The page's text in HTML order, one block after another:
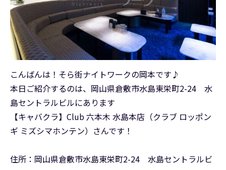
こんばんは！そら街ナイトワークの岡本です♪
本日ご紹介するのは、岡山県倉敷市水島東栄町2-24 水
島セントラルビルにあります
【キャバクラ】Club 六本木 水島本店（クラブ ロッポン
ギ ミズシマホンテン）さんです！
住所：岡山県倉敷市水島東栄町2-24 水島セントラルビ